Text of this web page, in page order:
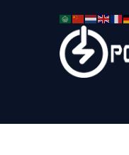
Service Plus